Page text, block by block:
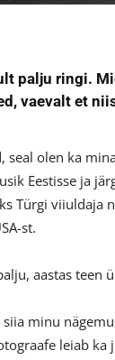
palju ringi.
vaevalt et
seal olen ka
Eestisse ja
Türgi viiuldaja
st.
aastas teen
minu
leiab ka